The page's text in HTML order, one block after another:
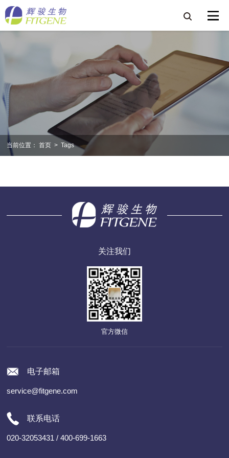
当前位置： 首页 > Tags
关注我们
官方微信
电子邮箱
service@fitgene.com
联系电话
020-32053431 / 400-699-1663